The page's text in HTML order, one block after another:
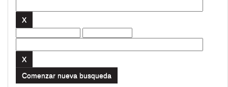
Comenzar nueva busqueda